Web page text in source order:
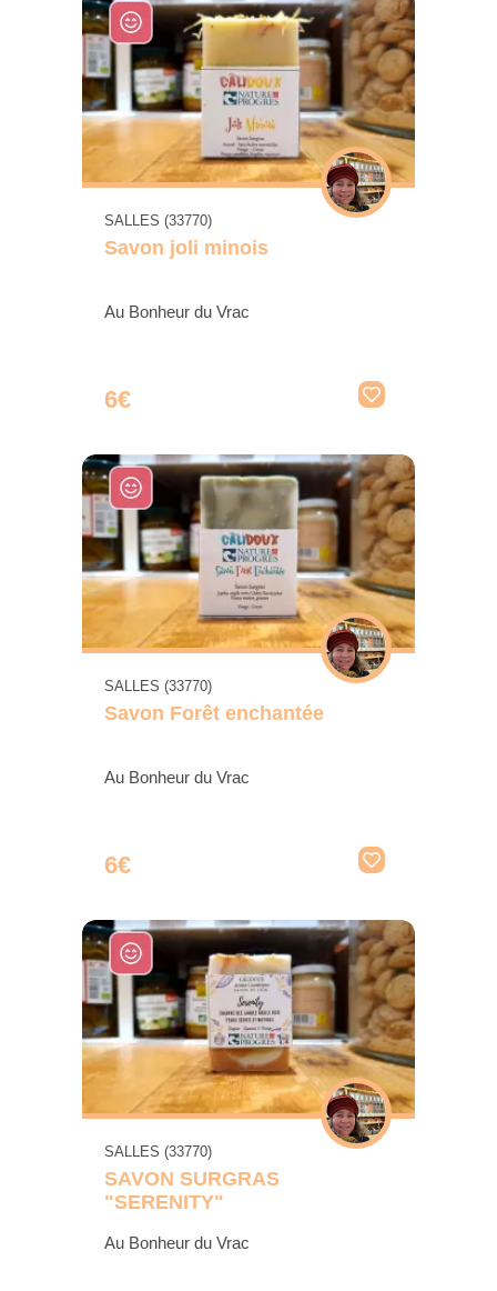
SALLES (33770)
Savon joli minois
Au Bonheur du Vrac
6€
SALLES (33770)
Savon Forêt enchantée
Au Bonheur du Vrac
6€
SALLES (33770)
SAVON SURGRAS
"SERENITY"
Au Bonheur du Vrac